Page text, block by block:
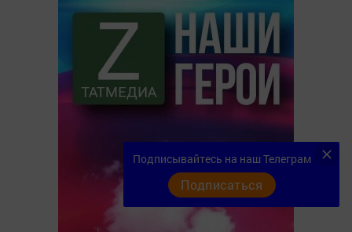
Подписывайтесь на наш Телеграм
Подписаться